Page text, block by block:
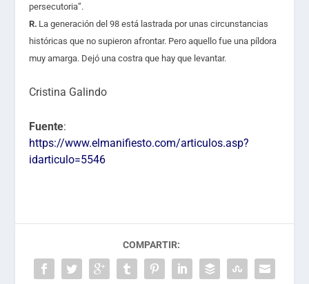
persecutoria”.
R. La generación del 98 está lastrada por unas circunstancias
históricas que no supieron afrontar. Pero aquello fue una píldora
muy amarga. Dejó una costra que hay que levantar.
Cristina Galindo
Fuente:
https://www.elmanifiesto.com/articulos.asp?
idarticulo=5546
COMPARTIR: